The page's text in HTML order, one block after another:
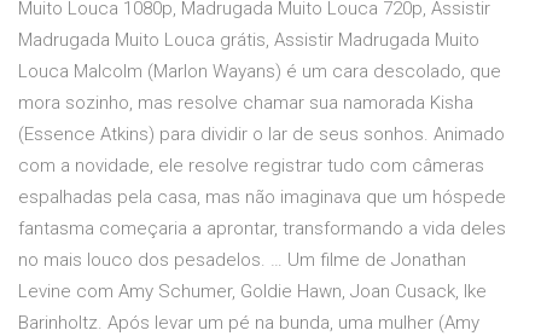
Muito Louca 1080p, Madrugada Muito Louca 720p, Assistir
Madrugada Muito Louca grátis, Assistir Madrugada Muito
Louca Malcolm (Marlon Wayans) é um cara descolado, que
mora sozinho, mas resolve chamar sua namorada Kisha
(Essence Atkins) para dividir o lar de seus sonhos. Animado
com a novidade, ele resolve registrar tudo com câmeras
espalhadas pela casa, mas não imaginava que um hóspede
fantasma começaria a aprontar, transformando a vida deles
no mais louco dos pesadelos. … Um filme de Jonathan
Levine com Amy Schumer, Goldie Hawn, Joan Cusack, Ike
Barinholtz. Após levar um pé na bunda, uma mulher (Amy